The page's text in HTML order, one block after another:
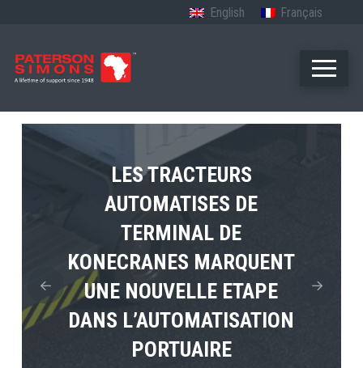
English Français
LES TRACTEURS
AUTOMATISES DE
TERMINAL DE
KONECRANES MARQUENT
UNE NOUVELLE ETAPE
DANS L’AUTOMATISATION
PORTUAIRE
LE PREMIER TUGMASTER
4×4 ELECTRIQUE DE
TERBERG ENTRE EN
SERVICE
View Post
MPS TEMA PRESENTE
L’AVENIR DE
L’ELECTRIFICATION
PORTUAIRE EN AFRIQUE
View Post